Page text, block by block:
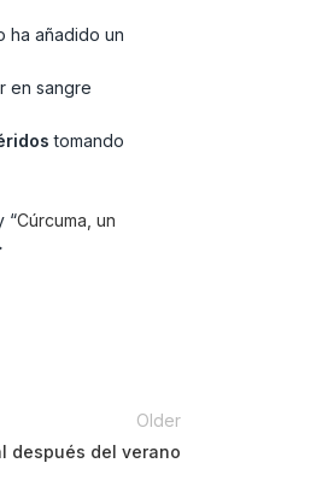
ha añadido un
en sangre
tomando
“Cúrcuma, un
Older
después del verano